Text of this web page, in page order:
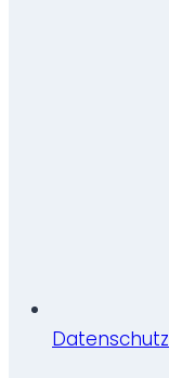
Datenschutz